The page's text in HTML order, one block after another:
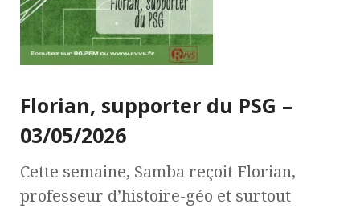
Florian, supporter du PSG –
03/05/2026
Cette semaine, Samba reçoit Florian,
professeur d’histoire-géo et surtout